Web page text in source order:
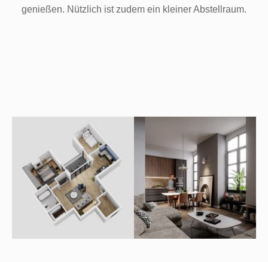
genießen. Nützlich ist zudem ein kleiner Abstellraum.